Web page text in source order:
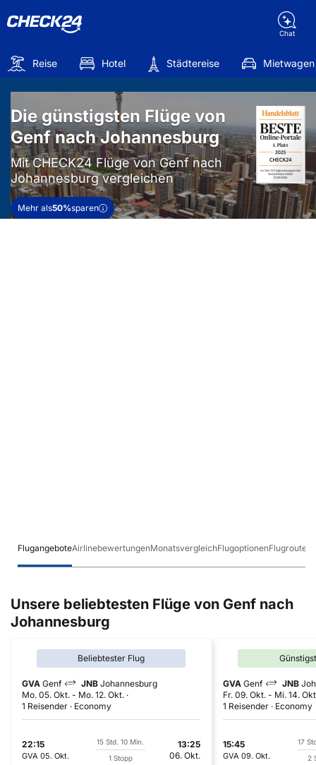
Chat
Reise Hotel Städtereise Mietwagen
Die günstigsten Flüge von
Genf nach Johannesburg
Mit CHECK24 Flüge von Genf nach
Johannesburg vergleichen
Mehr als50%sparen
FlugangeboteAirlinebewertungenMonatsvergleichFlugoptionenFlugrouten
Unsere beliebtesten Flüge von Genf nach
Johannesburg
Beliebtester Flug
GVA Genf JNB Johannesburg
Mo. 05. Okt. - Mo. 12. Okt.
1 Reisender
Economy
22:15
GVA 05. Okt.
15 Std. 10 Min.
1 Stopp
13:25
06. Okt.
GVA Genf JNB
Fr. 09. Okt. - Mi. 14.
1 Reisender
Economy
15:45
GVA 09. Okt.
17
2